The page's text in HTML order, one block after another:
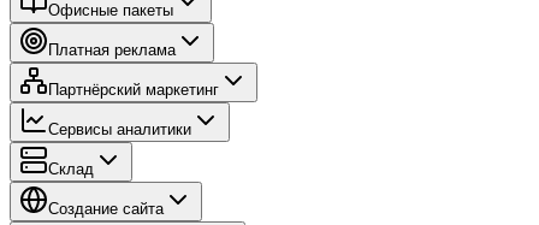
Офисные пакеты
Платная реклама
Партнёрский маркетинг
Сервисы аналитики
Склад
Создание сайта